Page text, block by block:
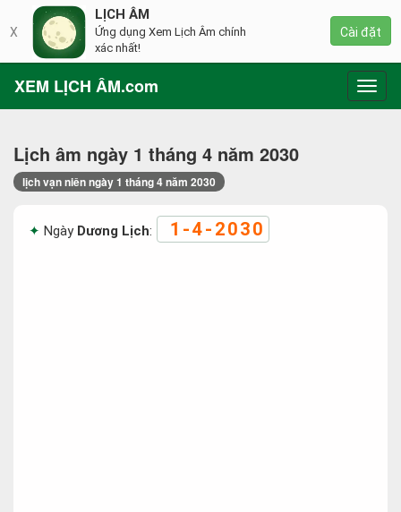
XEM LỊCH ÂM.com
Lịch âm ngày 1 tháng 4 năm 2030
lịch vạn niên ngày 1 tháng 4 năm 2030
Ngày Dương Lịch: 1-4-2030
X
LỊCH ÂM
Ứng dụng Xem Lịch Âm chính
xác nhất!
Cài đặt